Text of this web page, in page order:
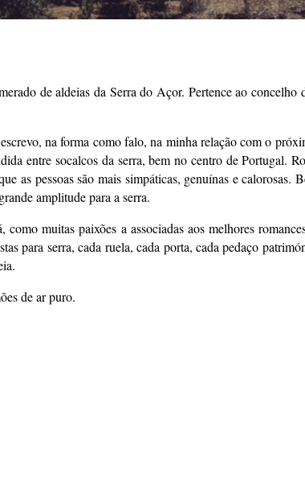
de aldeias da Serra do Açor. Pertence ao concelho
na forma como falo, na minha relação com o
entre socalcos da serra, bem no centro de Portugal.
as pessoas são mais simpáticas, genuínas e
amplitude para a serra.
muitas paixões a associadas aos melhores
para serra, cada ruela, cada porta, cada pedaço
de ar puro.